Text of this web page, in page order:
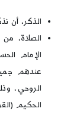
الذكر، أن
الصلاة،
الإمام
عندهم
الروحي،
الحكيم